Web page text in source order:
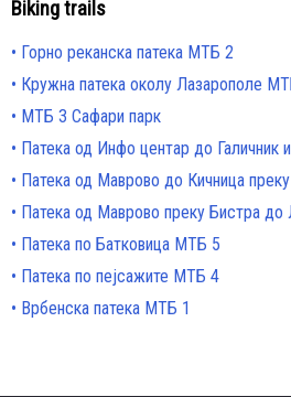
Biking trails
Горно реканска патека МТБ 2
Кружна патека околу Лазарополе
МТБ 3 Сафари парк
Патека од Инфо центар до
Патека од Маврово до Кичница
Патека од Маврово преку Бистра
Патека по Батковица МТБ 5
Патека по пејсажите МТБ 4
Врбенска патека МТБ 1